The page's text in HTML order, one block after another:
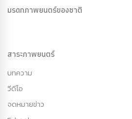
มรดกภาพยนตร์ของชาติ
สาระภาพยนตร์
บทความ
วีดีโอ
จดหมายข่าว